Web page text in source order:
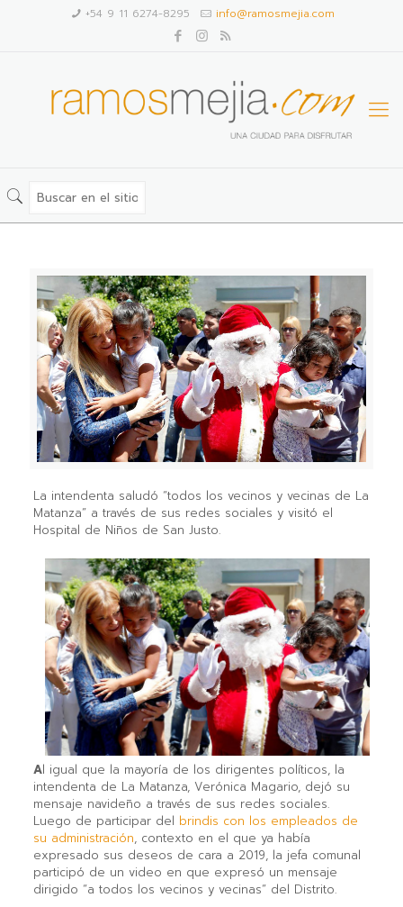
+54 9 11 6274-8295 info@ramosmejia.com
La intendenta saludó “todos los vecinos y vecinas de La
Matanza” a través de sus redes sociales y visitó el
Hospital de Niños de San Justo.
Al igual que la mayoría de los dirigentes políticos, la
intendenta de La Matanza, Verónica Magario, dejó su
mensaje navideño a través de sus redes sociales.
Luego de participar del brindis con los empleados de
su administración, contexto en el que ya había
expresado sus deseos de cara a 2019, la jefa comunal
participó de un video en que expresó un mensaje
dirigido “a todos los vecinos y vecinas” del Distrito.